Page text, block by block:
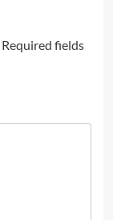
Required fields